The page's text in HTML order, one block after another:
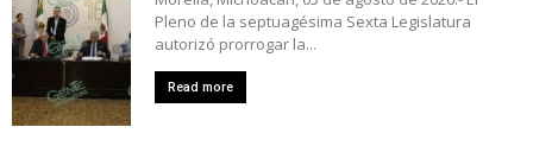
Pleno de la septuagésima Sexta Legislatura
autorizó prorrogar la...
Read more